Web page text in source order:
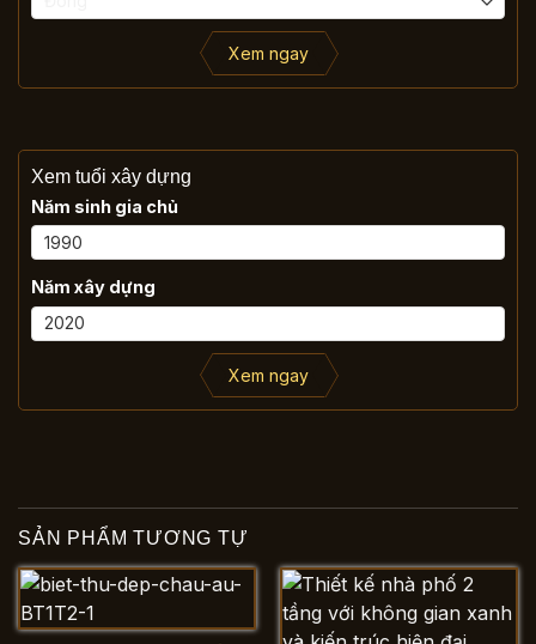
Xem ngay
Xem tuổi xây dựng
Năm sinh gia chủ
Năm xây dựng
Xem ngay
SẢN PHẨM TƯƠNG TỰ